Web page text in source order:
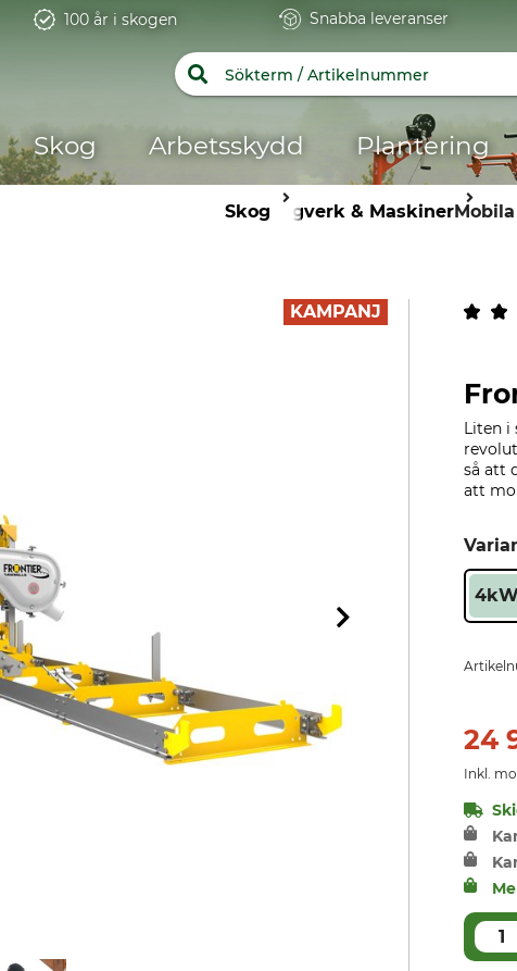
100 år i skogen Snabba leveranser
Skog Arbetsskydd Plantering
Skog Sågverk & Maskiner
KAMPANJ
Liten i
så att
att
24
Inkl.